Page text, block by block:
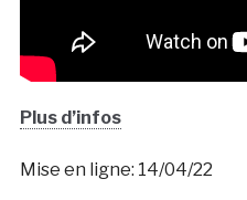
Plus d’infos
Mise en ligne: 14/04/22